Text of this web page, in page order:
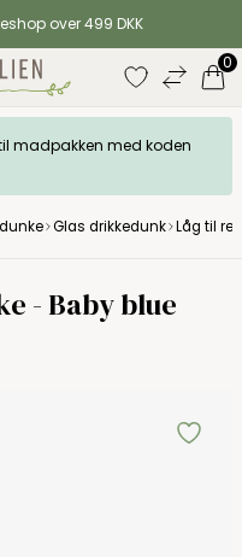
over 499 DKK
0
til madpakken med koden
Glas drikkedunk Låg til
- Baby blue